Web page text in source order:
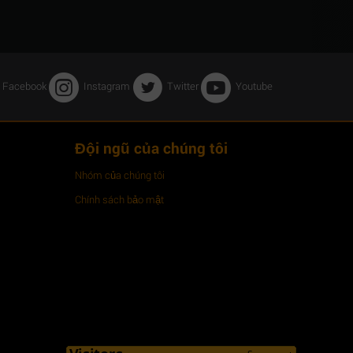
Facebook Instagram Twitter Youtube
Đội ngũ của chúng tôi
Nhóm của chúng tôi
Chính sách bảo mật